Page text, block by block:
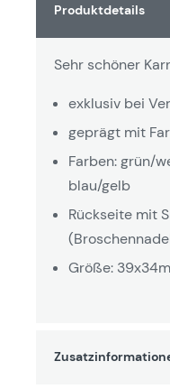
Produktdetails
Sehr schöner
exklusiv bei
geprägt mit
Farben: grün/
blau/gelb
Rückseite mit
Größe: